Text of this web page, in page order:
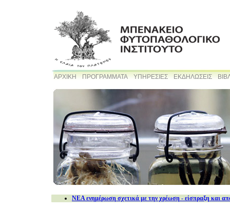
ΑΡΧΙΚΗ ΠΡΟΓΡΑΜΜΑΤΑ ΥΠΗΡΕΣΙΕΣ ΕΚΔΗΛΩΣΕΙΣ
NEA ενημέρωση σχετικά με την χρέωση - είσπραξη και